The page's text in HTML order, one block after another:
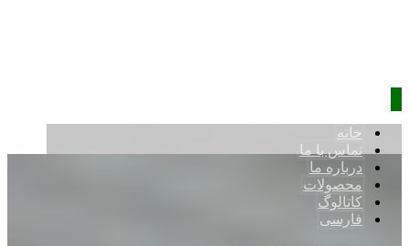
خانه
تماس با ما
درباره ما
محصولات
کاتالوگ
فارسی